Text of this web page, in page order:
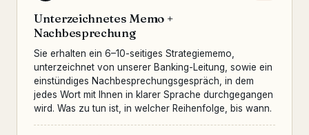
Unterzeichnetes Memo +
Nachbesprechung
Sie erhalten ein 6–10-seitiges Strategiememo,
unterzeichnet von unserer Banking-Leitung, sowie ein
einstündiges Nachbesprechungsgespräch, in dem
jedes Wort mit Ihnen in klarer Sprache durchgegangen
wird. Was zu tun ist, in welcher Reihenfolge, bis wann.